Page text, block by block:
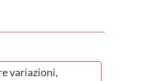
variazioni,